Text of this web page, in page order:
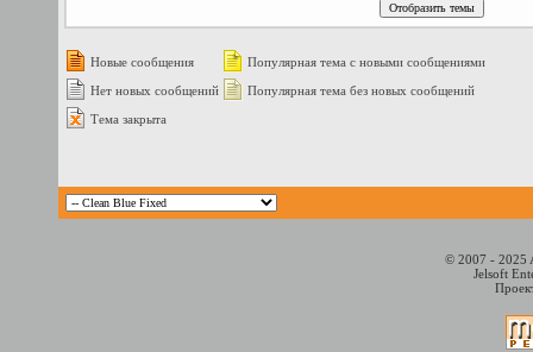
Новые сообщения
Популярная тема с новыми сообщениями
Нет новых сообщений
Популярная тема без новых сообщений
Тема закрыта
© 2007 - 2025
Jelsoft